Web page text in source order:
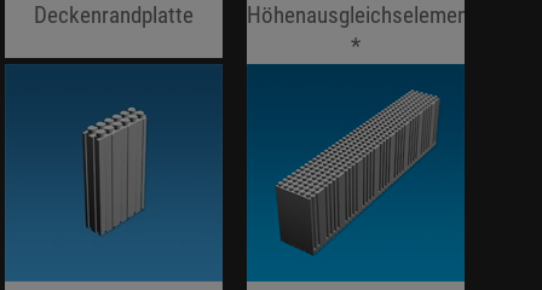
Deckenrandplatte
Höhenausgleichselement
*